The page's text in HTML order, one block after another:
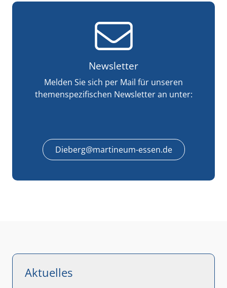
Newsletter
Melden Sie sich per Mail für unseren
themenspezifischen Newsletter an unter:
Dieberg@martineum-essen.de
Aktuelles